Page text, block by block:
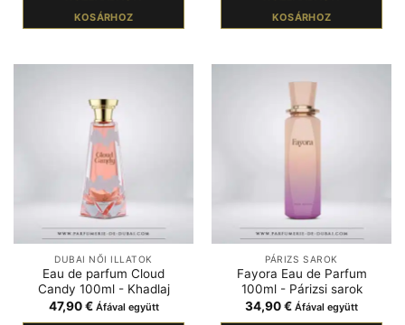
KOSÁRHOZ
KOSÁRHOZ
DUBAI NŐI ILLATOK
Eau de parfum Cloud
Candy 100ml - Khadlaj
47,90€ Áfával együtt
PÁRIZS SAROK
Fayora Eau de Parfum
100ml - Párizsi sarok
34,90€ Áfával együtt